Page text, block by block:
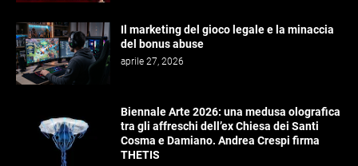
Il marketing del gioco legale e la minaccia
del bonus abuse
aprile 27, 2026
Biennale Arte 2026: una medusa olografica
tra gli affreschi dell’ex Chiesa dei Santi
Cosma e Damiano. Andrea Crespi firma
THETIS